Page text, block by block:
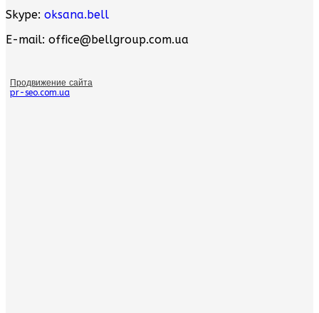
Skype: oksana.bell
E-mail: office@bellgroup.com.ua
Продвижение сайта
pr-seo.com.ua